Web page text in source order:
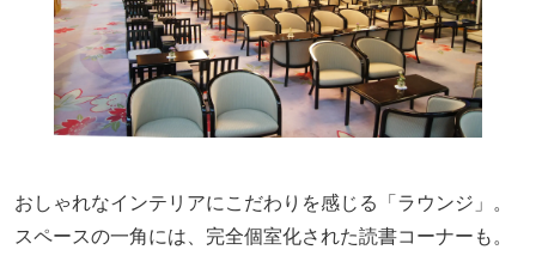
おしゃれなインテリアにこだわりを感じる「ラウンジ」。
スペースの一角には、完全個室化された読書コーナーも。